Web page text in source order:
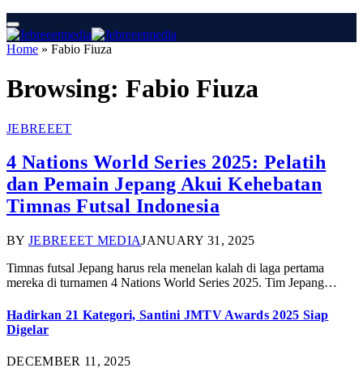
Home » Fabio Fiuza
Browsing: Fabio Fiuza
JEBREEET
4 Nations World Series 2025: Pelatih
dan Pemain Jepang Akui Kehebatan
Timnas Futsal Indonesia
BY JEBREEET MEDIAJANUARY 31, 2025
Timnas futsal Jepang harus rela menelan kalah di laga pertama
mereka di turnamen 4 Nations World Series 2025. Tim Jepang…
Hadirkan 21 Kategori, Santini JMTV Awards 2025 Siap
Digelar
DECEMBER 11, 2025